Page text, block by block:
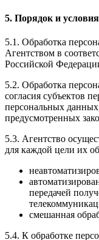
5. Порядок и
5.1. Обработка
Агентством в
Российской
5.2. Обработка
согласия субъектов
персональных
предусмотренных
5.3. Агентство
для каждой цели их
передачей
смешанная
5.4. К обработке